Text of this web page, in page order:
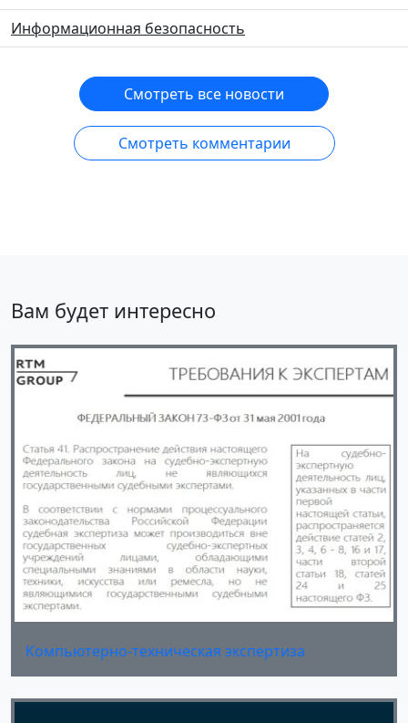
Информационная безопасность
Смотреть все новости
Смотреть комментарии
Вам будет интересно
Компьютерно-техническая экспертиза